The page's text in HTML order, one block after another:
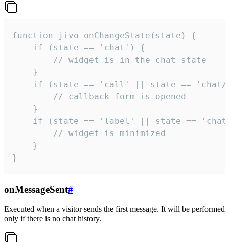
function jivo_onChangeState(state) {
    if (state == 'chat') {
        // widget is in the chat state
    }
if (state == 'call' || state ==
        // callback form is opened
    }
if (state == 'label' || state ==
        // widget is minimized
    }
}
onMessageSent#
Executed when a visitor sends the first message. It will be performed
only if there is no chat history.